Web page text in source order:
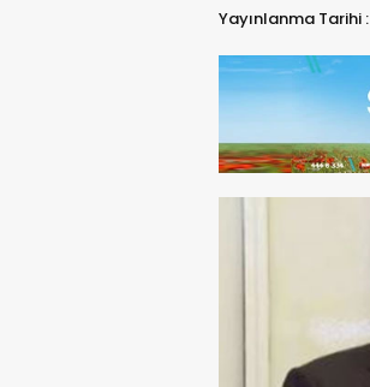
Yayınlanma Tarihi :